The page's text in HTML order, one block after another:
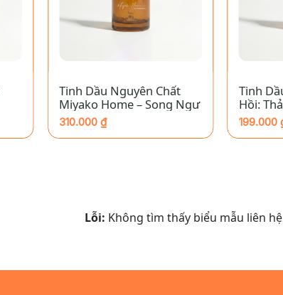
Tinh Dầu Nguyên Chất
Miyako Home – Song Ngư
310.000 ₫
Tinh
Hồi:
Đới
199.000
Lỗi: Không tìm thấy biểu mẫu liên